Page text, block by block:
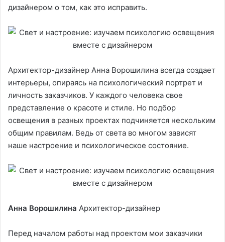
дизайнером о том, как это исправить.
Архитектор-дизайнер Анна Ворошилина всегда создает
интерьеры, опираясь на психологический портрет и
личность заказчиков. У каждого человека свое
представление о красоте и стиле. Но подбор
освещения в разных проектах подчиняется нескольким
общим правилам. Ведь от света во многом зависят
наше настроение и психологическое состояние.
Анна Ворошилина Архитектор-дизайнер
Перед началом работы над проектом мои заказчики